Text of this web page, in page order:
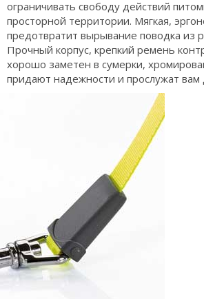
ограничивать свободу действий
просторной территории. Мягкая,
предотвратит вырывание поводка из
Прочный корпус, крепкий ремень
хорошо заметен в сумерки,
придают надежности и прослужат вам